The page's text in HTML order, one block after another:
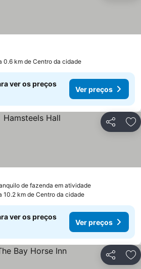
0.6 km de Centro da cidade
ver os preços
Ver preços
Partilhar
de fazenda em atividade
10.2 km de Centro da cidade
ver os preços
Ver preços
Partilhar